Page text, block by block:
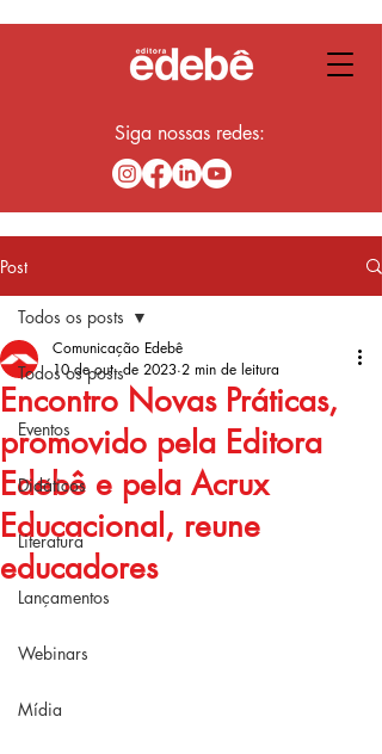
Siga nossas redes:
Post
Todos os posts
Eventos
Didáticos
Literatura
Lançamentos
Webinars
Mídia
Todos os posts
Encontro Novas Práticas,
promovido pela Editora
Edebê e pela Acrux
Educacional, reune
educadores
Comunicação Edebê
10 de out. de 2023 2 min de leitura